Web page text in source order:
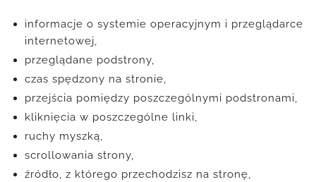
informacje o systemie operacyjnym i przeglądarce
internetowej,
przeglądane podstrony,
czas spędzony na stronie,
przejścia pomiędzy poszczególnymi podstronami,
kliknięcia w poszczególne linki,
ruchy myszką,
scrollowania strony,
źródło, z którego przechodzisz na stronę,